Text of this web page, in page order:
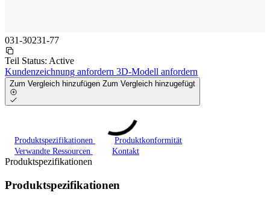
031-30231-77
Teil Status: Active
Kundenzeichnung anfordern 3D-Modell anfordern
Zum Vergleich hinzufügen Zum Vergleich hinzugefügt
Produktspezifikationen
Produktkonformität
Verwandte Ressourcen
Kontakt
Produktspezifikationen
Produktspezifikationen